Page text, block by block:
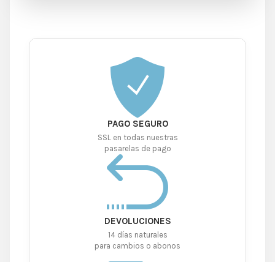
PAGO SEGURO
SSL en todas nuestras
pasarelas de pago
DEVOLUCIONES
14 días naturales
para cambios o abonos